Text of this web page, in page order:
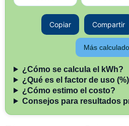
Copiar Compartir
Más
¿Cómo se calcula el kWh?
¿Qué es el factor de uso
¿Cómo estimo el costo?
Consejos para resultados